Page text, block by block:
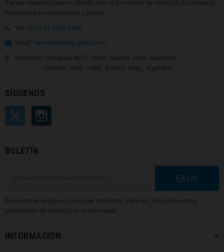
Tienda especializada en distribucion al por menor de articulos de Limpieza,
Perfumeria e Indumentaria Laboral.
Tel: +54 9 11 2697-6885
Email: newcasmont@gmail.com
Direccion: Paraguay 4077, CABA, Buenos Aires, Argentina
Charcas 3699, CABA, Buenos Aires, Argentina
SÍGUENOS
Twitter
BOLETÍN
OK
Puede darse de baja en cualquier momento. Para ello, consulte nuestra
información de contacto en el aviso legal.
INFORMACION